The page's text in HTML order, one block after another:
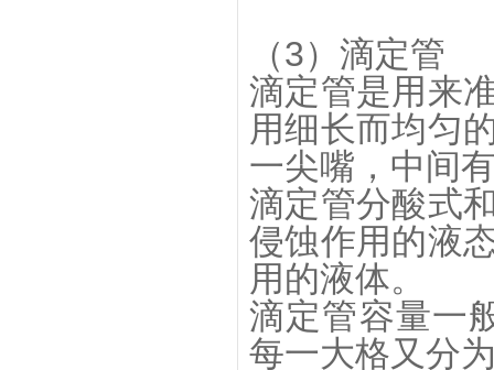
（3）滴定管
滴定管是用来
用细长而均匀
一尖嘴，中间
滴定管分酸式
侵蚀作用的液
用的液体。
滴定管容量一
每一大格又分